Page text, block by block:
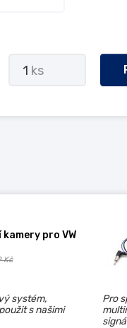
1 ks
pro VW
Kč
systém,
s našimi
Pro